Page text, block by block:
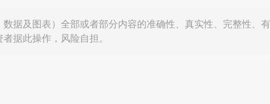
据及图表）全部或者部分内容的准确性、真实性、完整性、
据此操作，风险自担。